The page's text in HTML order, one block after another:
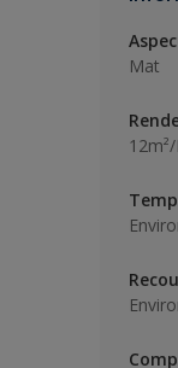
Mat